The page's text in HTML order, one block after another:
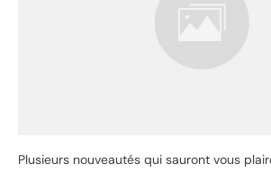
Plusieurs nouveautés qui sauront vous